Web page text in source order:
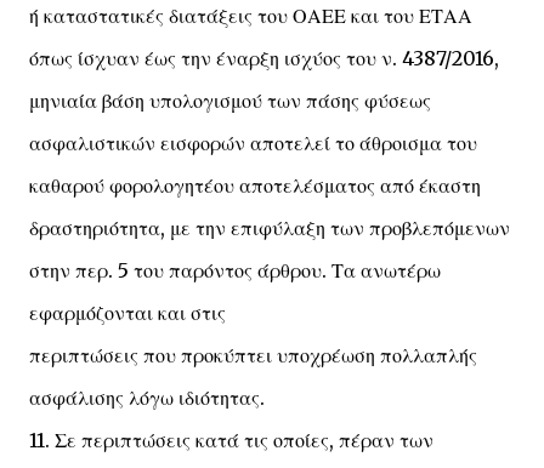
ή καταστατικές διατάξεις του ΟΑΕΕ και του ΕΤΑΑ
όπως ίσχυαν έως την έναρξη ισχύος του ν. 4387/2016,
μηνιαία βάση υπολογισμού των πάσης φύσεως
ασφαλιστικών εισφορών αποτελεί το άθροισμα του
καθαρού φορολογητέου αποτελέσματος από έκαστη
δραστηριότητα, με την επιφύλαξη των προβλεπόμενων
στην περ. 5 του παρόντος άρθρου. Τα ανωτέρω
εφαρμόζονται και στις
περιπτώσεις που προκύπτει υποχρέωση πολλαπλής
ασφάλισης λόγω ιδιότητας.
11. Σε περιπτώσεις κατά τις οποίες, πέραν των